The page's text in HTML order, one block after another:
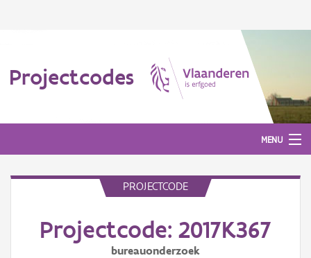
Projectcodes
MENU
PROJECTCODE
Projectcode: 2017K367
bureauonderzoek